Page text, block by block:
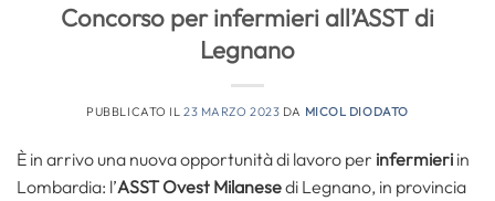
Concorso per infermieri all’ASST di
Legnano
PUBBLICATO IL23 MARZO 2023 DA MICOL DIODATO
È in arrivo una nuova opportunità di lavoro per infermieri in
Lombardia: l’ASST Ovest Milanesedi Legnano, in provincia